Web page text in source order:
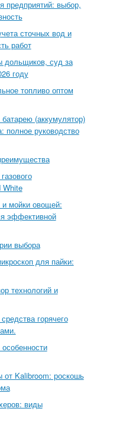
выбор,
сточных вод и
работ
суд за
году
топливо оптом
(аккумулятор)
полное руководство
White
мойки овощей:
эффективной
выбора
для пайки:
технологий и
горячего
от Kalibroom: роскошь
виды